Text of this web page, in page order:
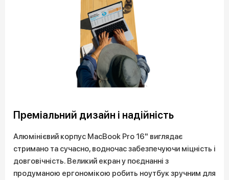
Преміальний дизайн і надійність
Алюмінієвий корпус MacBook Pro 16" виглядає
стримано та сучасно, водночас забезпечуючи міцність і
довговічність. Великий екран у поєднанні з
продуманою ергономікою робить ноутбук зручним для